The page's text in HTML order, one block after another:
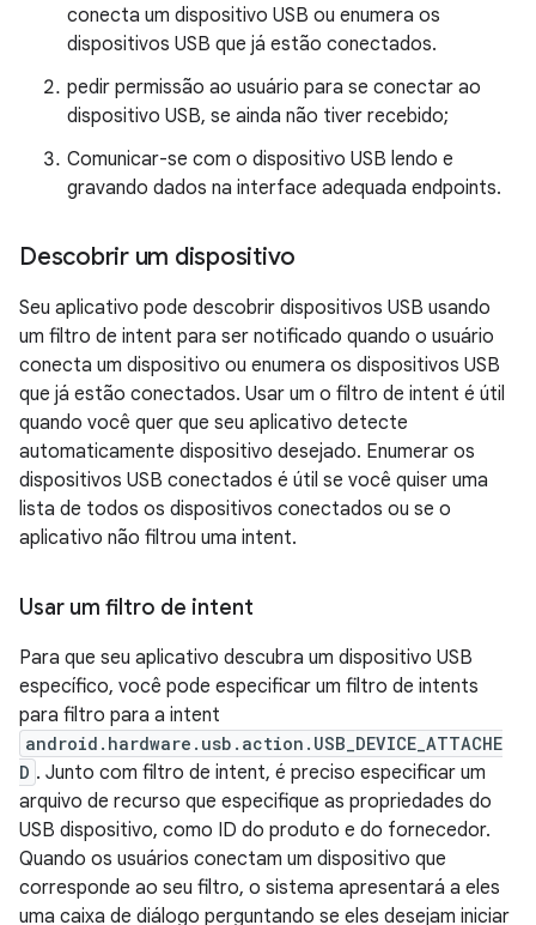
conecta um dispositivo USB ou enumera os
dispositivos USB que já estão conectados.
pedir permissão ao usuário para se conectar ao
dispositivo USB, se ainda não tiver recebido;
Comunicar-se com o dispositivo USB lendo e
gravando dados na interface adequada endpoints.
Descobrir um dispositivo
Seu aplicativo pode descobrir dispositivos USB usando
um filtro de intent para ser notificado quando o usuário
conecta um dispositivo ou enumera os dispositivos USB
que já estão conectados. Usar um o filtro de intent é útil
quando você quer que seu aplicativo detecte
automaticamente dispositivo desejado. Enumerar os
dispositivos USB conectados é útil se você quiser uma
lista de todos os dispositivos conectados ou se o
aplicativo não filtrou uma intent.
Usar um filtro de intent
Para que seu aplicativo descubra um dispositivo USB
específico, você pode especificar um filtro de intents
para filtro para a intent
android.hardware.usb.action.USB_DEVICE_ATTACHE
D . Junto com filtro de intent, é preciso especificar um
arquivo de recurso que especifique as propriedades do
USB dispositivo, como ID do produto e do fornecedor.
Quando os usuários conectam um dispositivo que
corresponde ao seu filtro, o sistema apresentará a eles
uma caixa de diálogo perguntando se eles desejam iniciar